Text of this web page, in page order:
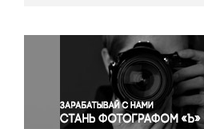
Окружающая среда
Политика
Правосудие
Происшествия и конфликты
Религия